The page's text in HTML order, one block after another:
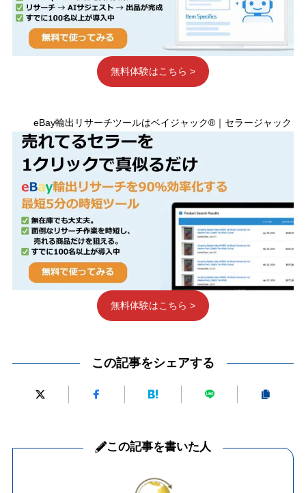
無料体験はこちら >
eBay輸出リサーチツールはベイジャック®｜セラージャック
無料体験はこちら >
この記事をシェアする
この記事を書いた人